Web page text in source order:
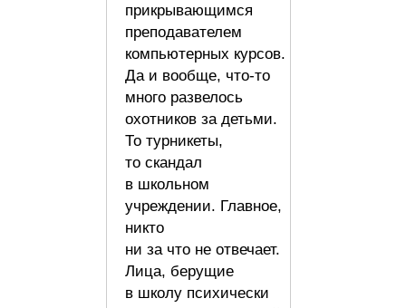
прикрывающимся
преподавателем
компьютерных курсов.
Да и вообще, что-то
много развелось
охотников за детьми.
То турникеты,
то скандал
в школьном
учреждении. Главное,
никто
ни за что не отвечает.
Лица, берущие
в школу психически